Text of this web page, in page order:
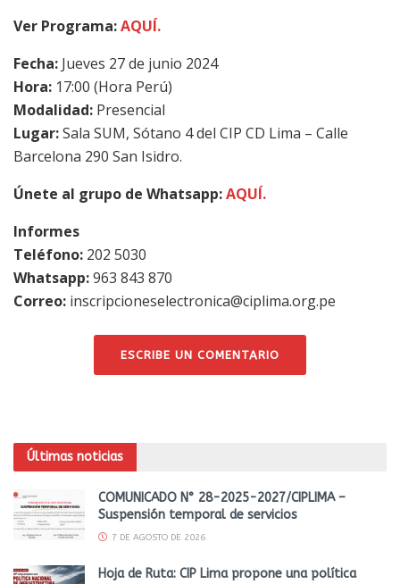
Ver Programa:AQUÍ.
Fecha: Jueves 27 de junio 2024
Hora: 17:00 (Hora Perú)
Modalidad: Presencial
Lugar:Sala SUM, Sótano 4 del CIP CD Lima – Calle
Barcelona 290 San Isidro.
Únete al grupo de Whatsapp:AQUÍ.
Informes
Teléfono: 202 5030
Whatsapp:963 843 870
Correo: inscripcioneselectronica@ciplima.org.pe
ESCRIBE UN COMENTARIO
Últimas noticias
COMUNICADO N° 28-2025-2027/CIPLIMA –
Suspensión temporal de servicios
7 DE AGOSTO DE 2026
Hoja de Ruta: CIP Lima propone una política